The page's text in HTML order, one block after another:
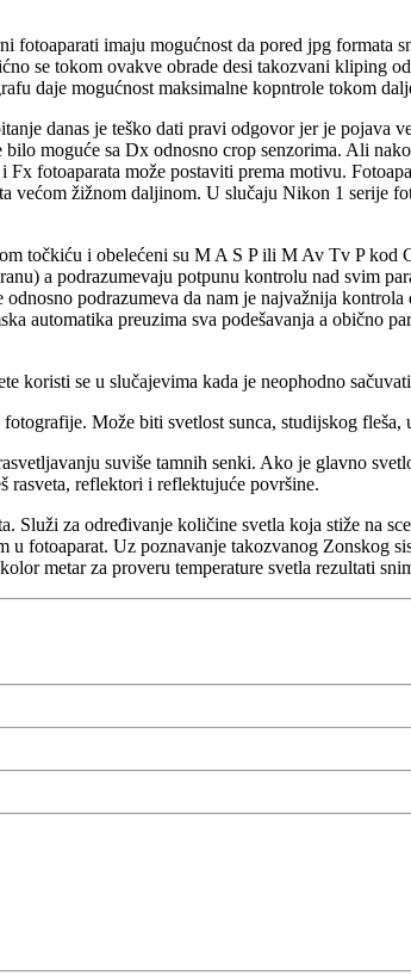
fotoaparati imaju mogućnost da pored jpg formata
se tokom ovakve obrade desi takozvani kliping
daje mogućnost maksimalne kopntrole tokom
danas je teško dati pravi odgovor jer je pojava
moguće sa Dx odnosno crop senzorima. Ali
fotoaparata može postaviti prema motivu.
žižnom daljinom. U slučaju Nikon 1 serije
točkiću i obelećeni su M A S P ili M Av Tv P kod
a podrazumevaju potpunu kontrolu nad svim
podrazumeva da nam je najvažnija
automatika preuzima sva podešavanja a obično
koristi se u slučajevima kada je neophodno
Može biti svetlost sunca, studijskog
suviše tamnih senki. Ako je glavno
rasveta, reflektori i reflektujuće površine.
Služi za određivanje količine svetla koja stiže na
fotoaparat. Uz poznavanje takozvanog Zonskog
metar za proveru temperature svetla rezultati